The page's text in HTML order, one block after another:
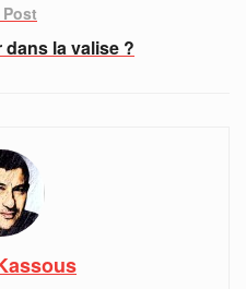
la valise ?